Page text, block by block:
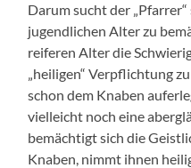
Darum sucht der
jugendlichen Alter zu
reiferen Alter die
„heiligen“ Verpflichtung
schon dem Knaben
vielleicht noch eine
bemächtigt sich die
Knaben, nimmt ihnen